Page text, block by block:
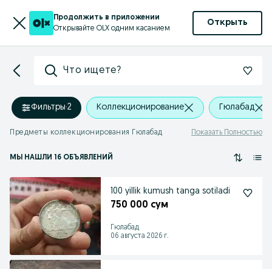
Продолжить в приложении
Открывайте OLX одним касанием
Открыть
Что ищете?
Фильтры·2 Коллекционирование Гюлабад
Предметы коллекционирования Гюлабад Показать Полностью
МЫ НАШЛИ 16 ОБЪЯВЛЕНИЙ
100 yillik kumush tanga sotiladi
750 000 сум
Гюлабад
06 августа 2026 г.